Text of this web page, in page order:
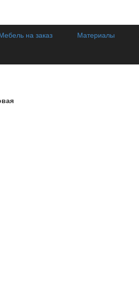
на заказ Материалы